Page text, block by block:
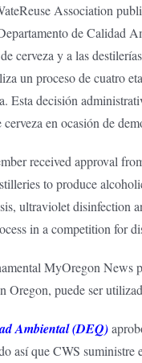
Association
de Calidad
cerveza y a las
un proceso de cuatro
Esta decisión
en ocasión de
received approval
to produce
ultraviolet disinfection
in a competition for
MyOregon News
Oregon, puede ser
Ambiental (DEQ)
así que CWS suministre